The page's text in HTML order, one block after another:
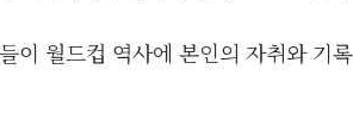
이 월드컵 역사에 본인의 자취와 기